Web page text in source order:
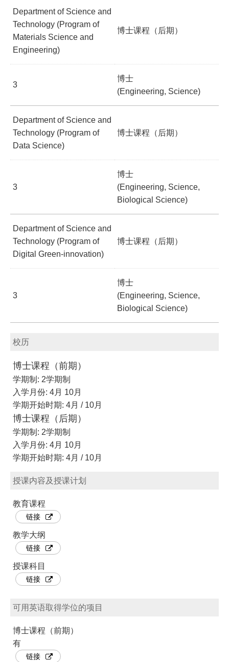
Department of Science and
Technology (Program of
Materials Science and
Engineering)
博士课程（后期）
3
博士
(Engineering, Science)
Department of Science and
Technology (Program of
Data Science)
博士课程（后期）
3
博士
(Engineering, Science,
Biological Science)
Department of Science and
Technology (Program of
Digital Green-innovation)
博士课程（后期）
3
博士
(Engineering, Science,
Biological Science)
校历
博士课程（前期）
学期制: 2学期制
入学月份: 4月 10月
学期开始时期: 4月 / 10月
博士课程（后期）
学期制: 2学期制
入学月份: 4月 10月
学期开始时期: 4月 / 10月
授课内容及授课计划
教育课程
链接
教学大纲
链接
授课科目
链接
可用英语取得学位的项目
博士课程（前期）
有
链接